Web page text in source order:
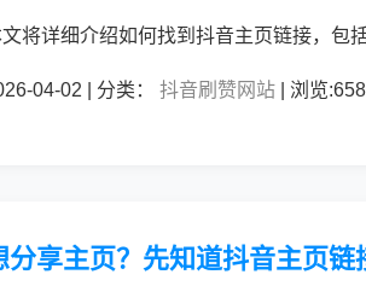
将详细介绍如何找到抖音主页链接，包
04-02 | 分类： 抖音刷赞网站 | 浏览:658
分享主页？先知道抖音主页链